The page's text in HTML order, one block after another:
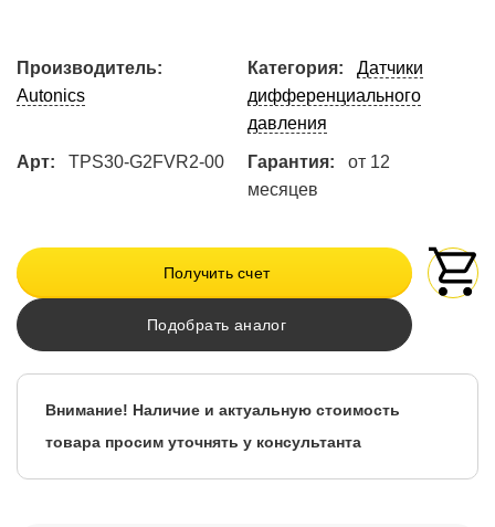
Производитель:
Autonics
Категория:
Датчики
дифференциального
давления
Арт: TPS30-G2FVR2-00 Гарантия:
от 12
месяцев
Получить счет
Подобрать аналог
Внимание! Наличие и актуальную стоимость
товара просим уточнять у консультанта